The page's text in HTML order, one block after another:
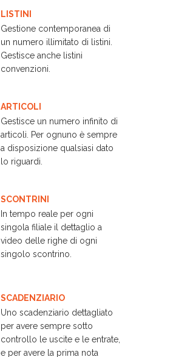
LISTINI
Gestione contemporanea di
un numero illimitato di listini.
Gestisce anche listini
convenzioni.
ARTICOLI
Gestisce un numero infinito di
articoli. Per ognuno è sempre
a disposizione qualsiasi dato
lo riguardi.
SCONTRINI
In tempo reale per ogni
singola filiale il dettaglio a
video delle righe di ogni
singolo scontrino.
SCADENZIARIO
Uno scadenziario dettagliato
per avere sempre sotto
controllo le uscite e le entrate,
e per avere la prima nota